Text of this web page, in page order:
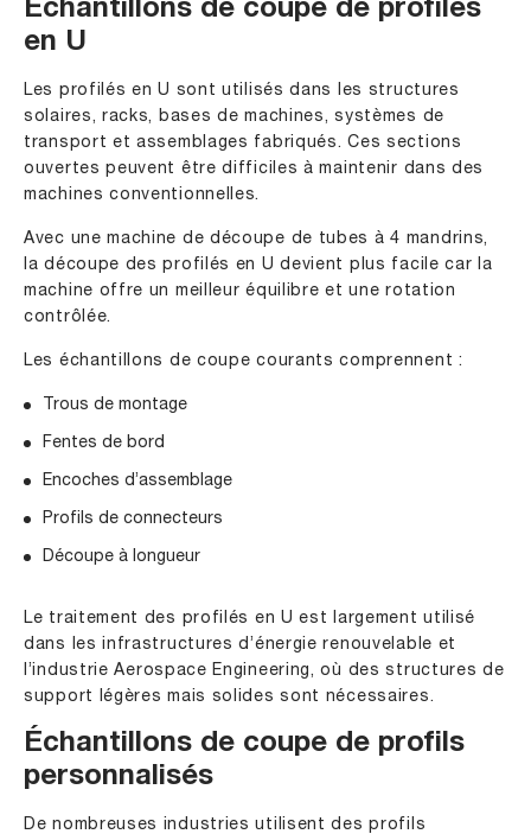
Échantillons de coupe de profilés
en U
Les profilés en U sont utilisés dans les structures
solaires, racks, bases de machines, systèmes de
transport et assemblages fabriqués. Ces sections
ouvertes peuvent être difficiles à maintenir dans des
machines conventionnelles.
Avec une machine de découpe de tubes à 4 mandrins,
la découpe des profilés en U devient plus facile car la
machine offre un meilleur équilibre et une rotation
contrôlée.
Les échantillons de coupe courants comprennent :
Trous de montage
Fentes de bord
Encoches d’assemblage
Profils de connecteurs
Découpe à longueur
Le traitement des profilés en U est largement utilisé
dans les infrastructures d’énergie renouvelable et
l’industrie Aerospace Engineering, où des structures de
support légères mais solides sont nécessaires.
Échantillons de coupe de profils
personnalisés
De nombreuses industries utilisent des profils